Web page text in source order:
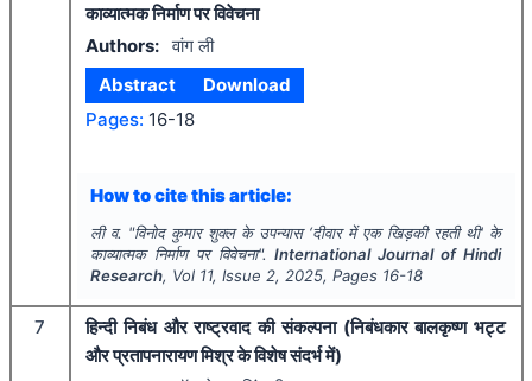
काव्यात्मक निर्माण पर विवेचना
Authors: वांग ली
Abstract
Download
Pages: 16-18
How to cite this article:
ली व. "विनोद कुमार शुक्ल के उपन्यास ‘दीवार में एक खिड़की रहती थी' के
काव्यात्मक निर्माण पर विवेचना".International Journal of Hindi
Research, Vol 11, Issue 2, 2025, Pages 16-18
7
हिन्दी निबंध और राष्ट्रवाद की संकल्पना (निबंधकार बालकृष्ण भट्ट
और प्रतापनारायण मिश्र के विशेष संदर्भ में)